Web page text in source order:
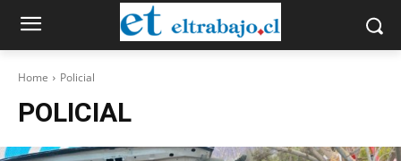
Home Policial
POLICIAL